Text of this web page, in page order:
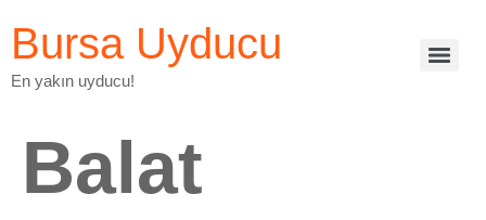
Bursa Uyducu
En yakın uyducu!
Balat